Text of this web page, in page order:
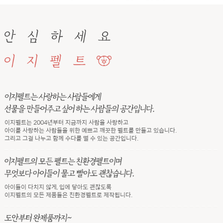
이지펠트는 2004년부터 지금까지 사람을 사랑하고
아이를 사랑하는 사람들을 위한 예쁘고 깨끗한 펠트를 만들고 있습니다.
그리고 그걸 나누고 함께 수다를 떨 수 있는 공간입니다.
아이들이 다치지 않게, 입에 닿아도 괜찮도록
이지펠트의 모든 제품들은 친환경펠트로 제작됩니다.